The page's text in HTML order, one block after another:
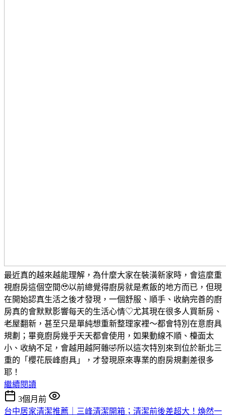
最近真的越來越能理解，為什麼大家在裝潢新家時，會這麼重
視廚房這個空間🥹以前總覺得廚房就是煮飯的地方而已，但現
在開始認真生活之後才發現，一個舒服、順手、收納完善的廚
房真的會默默影響每天的生活心情♡尤其現在很多人買新房、
老屋翻新，甚至只是單純想重新整理家裡～都會特別在意廚具
規劃；畢竟廚房幾乎天天都會使用，如果動線不順、檯面太
小、收納不足，會越用越阿雜🤣所以這次特別來到位於新北三
重的「櫻花辰峰廚具」，才發現原來專業的廚房規劃差很多
耶！
繼續閱讀
3個月前
台中居家清潔推薦｜三峰清潔開箱；清潔前後差超大！煥然一